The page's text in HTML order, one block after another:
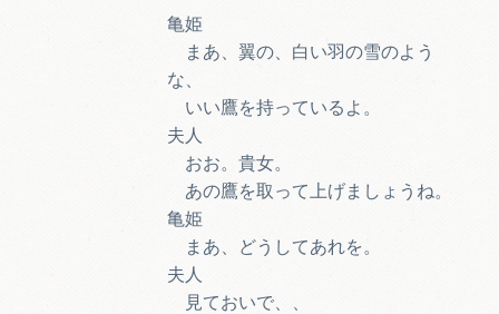
亀姫
まあ、翼の、白い羽の雪のよう
な、
いい鷹を持っているよ。
夫人
おお。貴女。
あの鷹を取って上げましょうね。
亀姫
まあ、どうしてあれを。
夫人
見ておいで、、